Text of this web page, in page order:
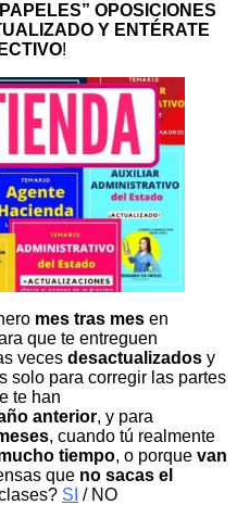
OPOSICIONES
Y ENTÉRATE
!
mes tras mes en
que te entreguen
veces desactualizados y
solo para corregir las partes
te han
anterior, y para
, cuando tú realmente
tiempo, o porque van
que no sacas el
SI / NO